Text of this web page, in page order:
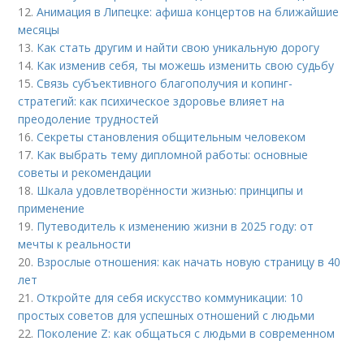
12.Анимация в Липецке: афиша концертов на ближайшие
месяцы
13. Как стать другим и найти свою уникальную дорогу
14. Как изменив себя, ты можешь изменить свою судьбу
15.Связь субъективного благополучия и копинг-
стратегий: как психическое здоровье влияет на
преодоление трудностей
16.Секреты становления общительным человеком
17. Как выбрать тему дипломной работы: основные
советы и рекомендации
18. Шкала удовлетворённости жизнью: принципы и
применение
19. Путеводитель к изменению жизни в 2025 году: от
мечты к реальности
20. Взрослые отношения: как начать новую страницу в 40
лет
21.Откройте для себя искусство коммуникации: 10
простых советов для успешных отношений с людьми
22. Поколение Z: как общаться с людьми в современном